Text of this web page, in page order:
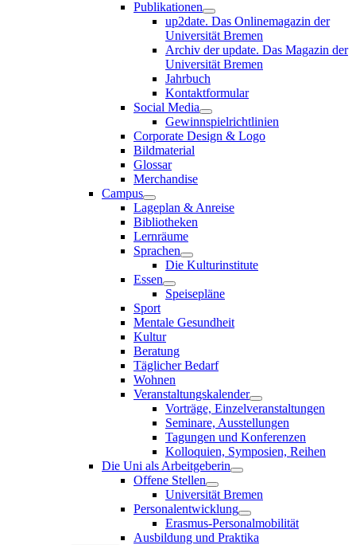
Publikationen
up2date. Das Onlinemagazin der
Universität Bremen
Archiv der update. Das Magazin der
Universität Bremen
Jahrbuch
Kontaktformular
Social Media
Gewinnspielrichtlinien
Corporate Design & Logo
Bildmaterial
Glossar
Merchandise
Campus
Lageplan & Anreise
Bibliotheken
Lernräume
Sprachen
Die Kulturinstitute
Essen
Speisepläne
Sport
Mentale Gesundheit
Kultur
Beratung
Täglicher Bedarf
Wohnen
Veranstaltungskalender
Vorträge, Einzelveranstaltungen
Seminare, Ausstellungen
Tagungen und Konferenzen
Kolloquien, Symposien, Reihen
Die Uni als Arbeitgeberin
Offene Stellen
Universität Bremen
Personalentwicklung
Erasmus-Personalmobilität
Ausbildung und Praktika